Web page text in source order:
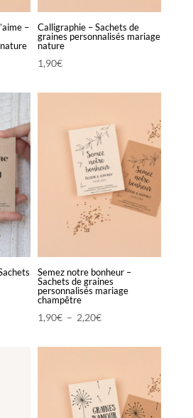
–
Calligraphie – Sachets de
graines personnalisés mariage
nature
1,90€
Semez notre bonheur –
Sachets de graines
personnalisés mariage
champêtre
1,90€ – 2,20€Plage
prix :
à
2,20€